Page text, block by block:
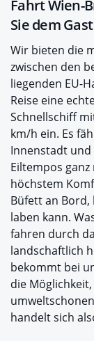
Fahrt Wien-
Sie dem
Wir bieten die
zwischen den
liegenden EU-
Reise eine
Schnellschiff
km/h ein. Es
Innenstadt
Eiltempos
höchstem
Büfett an Bord,
laben kann.
fahren durch
landschaftlich
bekommt bei
die
handelt sich